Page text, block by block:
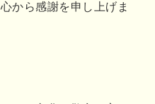
から感謝を申し上げま